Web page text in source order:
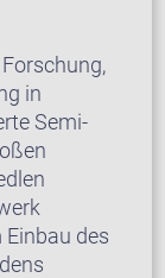
in
Semi-
des